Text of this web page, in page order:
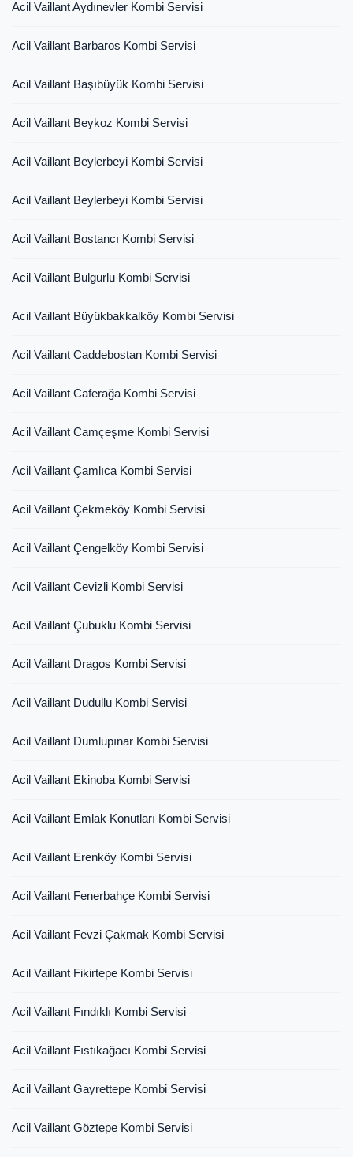
Acil Vaillant Aydınevler Kombi Servisi
Acil Vaillant Barbaros Kombi Servisi
Acil Vaillant Başıbüyük Kombi Servisi
Acil Vaillant Beykoz Kombi Servisi
Acil Vaillant Beylerbeyi Kombi Servisi
Acil Vaillant Beylerbeyi Kombi Servisi
Acil Vaillant Bostancı Kombi Servisi
Acil Vaillant Bulgurlu Kombi Servisi
Acil Vaillant Büyükbakkalköy Kombi Servisi
Acil Vaillant Caddebostan Kombi Servisi
Acil Vaillant Caferağa Kombi Servisi
Acil Vaillant Camçeşme Kombi Servisi
Acil Vaillant Çamlıca Kombi Servisi
Acil Vaillant Çekmeköy Kombi Servisi
Acil Vaillant Çengelköy Kombi Servisi
Acil Vaillant Cevizli Kombi Servisi
Acil Vaillant Çubuklu Kombi Servisi
Acil Vaillant Dragos Kombi Servisi
Acil Vaillant Dudullu Kombi Servisi
Acil Vaillant Dumlupınar Kombi Servisi
Acil Vaillant Ekinoba Kombi Servisi
Acil Vaillant Emlak Konutları Kombi Servisi
Acil Vaillant Erenköy Kombi Servisi
Acil Vaillant Fenerbahçe Kombi Servisi
Acil Vaillant Fevzi Çakmak Kombi Servisi
Acil Vaillant Fikirtepe Kombi Servisi
Acil Vaillant Fındıklı Kombi Servisi
Acil Vaillant Fıstıkağacı Kombi Servisi
Acil Vaillant Gayrettepe Kombi Servisi
Acil Vaillant Göztepe Kombi Servisi